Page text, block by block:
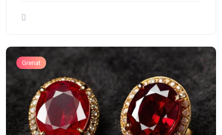
Grenat